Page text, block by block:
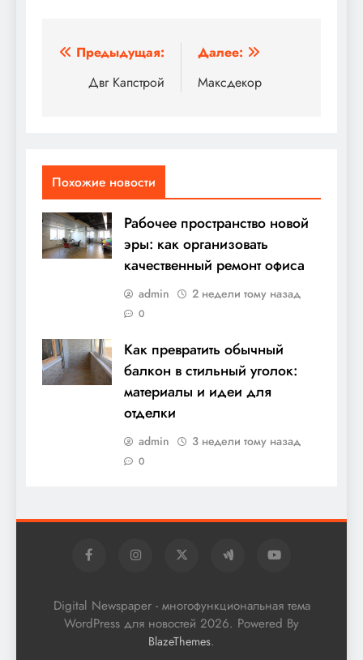
Навигация
Предыдущая:
Двг Капстрой
Далее:
Максдекор
Похожие новости
Рабочее пространство новой
эры: как организовать
качественный ремонт офиса
admin 2 недели тому назад
0
Как превратить обычный
балкон в стильный уголок:
материалы и идеи для
отделки
admin 3 недели тому назад
0
Digital Newspaper - многофункциональная тема
WordPress для новостей 2026. Powered By
BlazeThemes.